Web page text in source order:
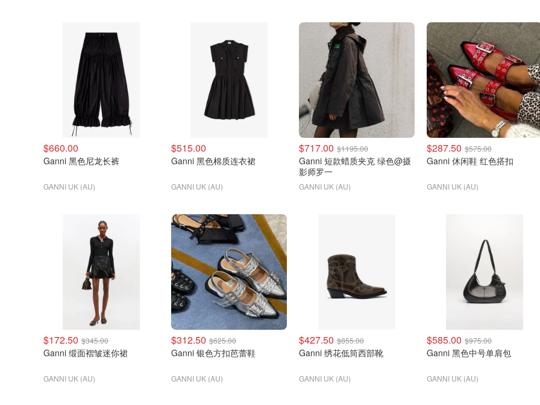
$660.00
Ganni 黑色尼龙长裤
GANNI UK (AU)
$515.00
Ganni 黑色棉质连衣裙
GANNI UK (AU)
$717.00 $1195.00
Ganni 短款蜡质夹克 绿色@摄
影师罗一
GANNI UK (AU)
$287.50 $575.00
Ganni 休闲鞋 红色搭扣
GANNI UK (AU)
$172.50 $345.00
Ganni 缎面褶皱迷你裙
GANNI UK (AU)
$312.50 $625.00
Ganni 银色方扣芭蕾鞋
GANNI UK (AU)
$427.50 $855.00
Ganni 绣花低筒西部靴
GANNI UK (AU)
$585.00 $975.00
Ganni 黑色中号单肩包
GANNI UK (AU)